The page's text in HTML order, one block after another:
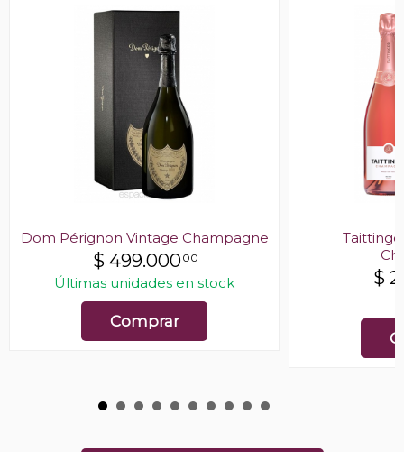
Dom Pérignon Vintage Champagne
$ 499.00000
Últimas unidades en stock
Comprar
$